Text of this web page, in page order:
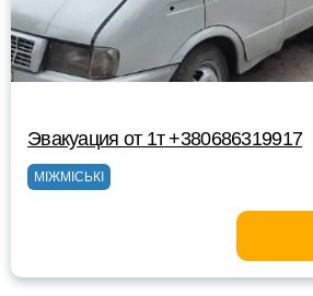
Эвакуация от 1т +380686319917
МІЖМІСЬКІ